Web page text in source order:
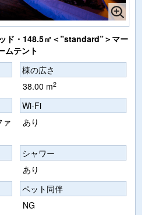
ド・148.5㎡＜”standard”＞マー
ムテント
棟の広さ
38.00 m2
ァ
Wi-Fi
あり
シャワー
あり
ペット同伴
NG